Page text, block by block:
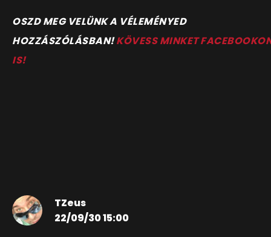
OSZD MEG VELÜNK A VÉLEMÉNYED
HOZZÁSZÓLÁSBAN!KÖVESS MINKET
IS!
TZeus
22/09/30 15:00